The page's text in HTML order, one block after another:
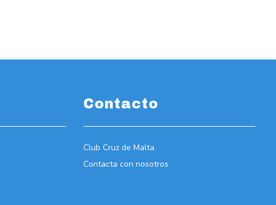
Contacto
Club Cruz de Malta
Contacta con nosotros